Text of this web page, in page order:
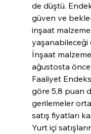
de düştü.
güven ve
inşaat
yaşanabileceği
İnşaat
ağustosta
Faaliyet
göre 5,8 puan
gerilemeler
satış fiyatları
Yurt içi